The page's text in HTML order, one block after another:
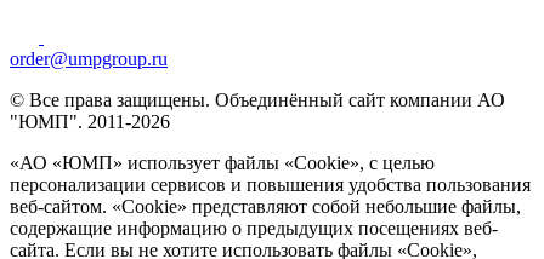
order@umpgroup.ru
© Все права защищены. Объединённый сайт компании АО
"ЮМП". 2011-2026
«АО «ЮМП» использует файлы «Сookie», с целью
персонализации сервисов и повышения удобства пользования
веб-сайтом. «Cookie» представляют собой небольшие файлы,
содержащие информацию о предыдущих посещениях веб-
сайта. Если вы не хотите использовать файлы «Сookie»,